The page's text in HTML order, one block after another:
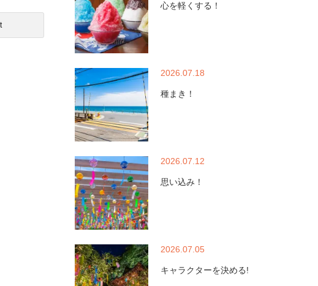
心を軽くする！
2026.07.18
種まき！
2026.07.12
思い込み！
2026.07.05
キャラクターを決める!